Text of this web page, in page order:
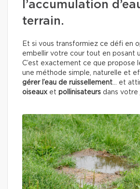
l’accumulation
terrain.
Et si vous transformiez ce défi en
embellir votre cour tout en posant
C’est exactement ce que propose
une méthode simple, naturelle et
gérer l’eau de ruissellement… et
oiseaux et pollinisateurs dans votre